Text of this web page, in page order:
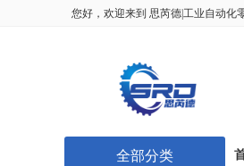
您好，欢迎来到 思芮德|工业自动化
全部分类